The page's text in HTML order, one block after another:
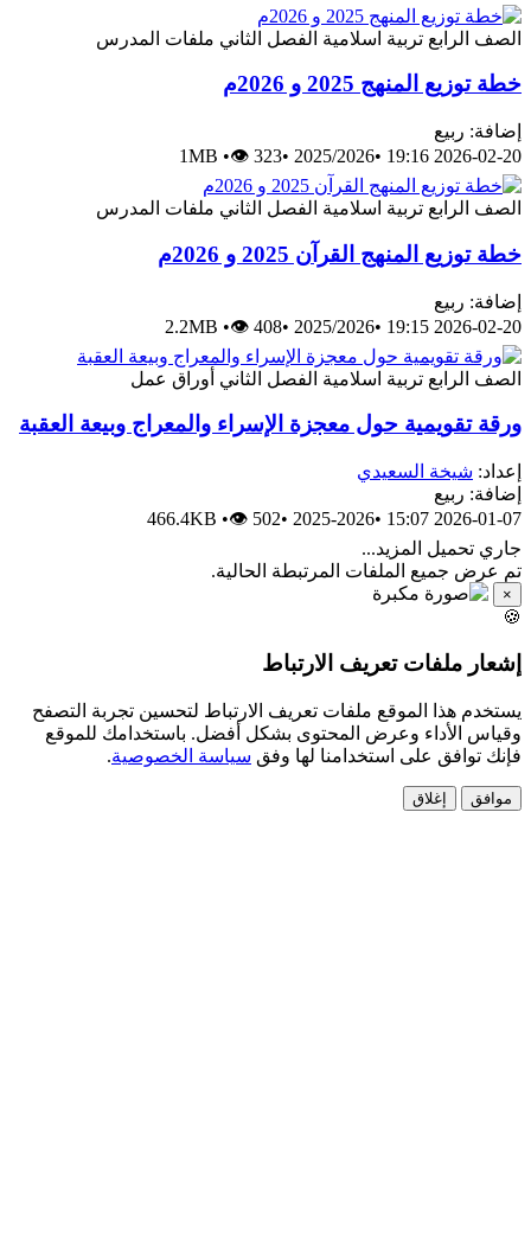
تربية اسلامية الفصل الثاني ملفات المدرس
2025 و 2026م
2026-
•
2025/2026
•
1MB • 👁 323
تربية اسلامية الفصل الثاني ملفات المدرس
المنهج القرآن 2025 و 2026م
2026-
•
2025/2026
•
2.2MB • 👁 408
تربية اسلامية الفصل الثاني أوراق عمل
حول معجزة الإسراء والمعراج وبيعة العقبة
السعيدي
2026-
•
2025-2026
•
466.4KB • 👁 502
المزيد...
الملفات المرتبطة الحالية.
تعريف الارتباط
هذا الموقع ملفات تعريف الارتباط لتحسين تجربة التصفح
وعرض المحتوى بشكل أفضل. باستخدامك للموقع
على استخدامنا لها وفق سياسة الخصوصية.
إغلاق